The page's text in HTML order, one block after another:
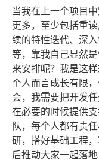
当我在上一个项目
更多，至少包括重
续的特性迭代、深
等，靠我自己显然
来安排呢？我是这
个人而言成长有限
会，我需要把开发
在必要的时候提供
队，每个人都有责
研，搭好基础工程
后推动大家一起落